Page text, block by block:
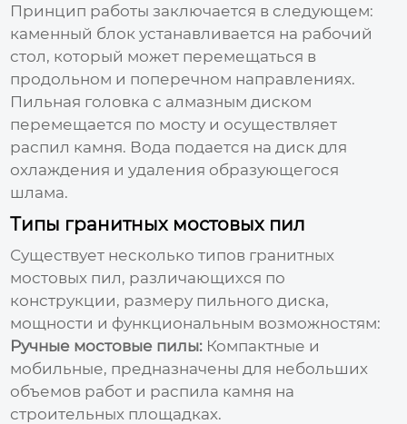
Принцип работы заключается в следующем:
каменный блок устанавливается на рабочий
стол, который может перемещаться в
продольном и поперечном направлениях.
Пильная головка с алмазным диском
перемещается по мосту и осуществляет
распил камня. Вода подается на диск для
охлаждения и удаления образующегося
шлама.
Типы гранитных мостовых пил
Существует несколько типов гранитных
мостовых пил, различающихся по
конструкции, размеру пильного диска,
мощности и функциональным возможностям:
Ручные мостовые пилы: Компактные и
мобильные, предназначены для небольших
объемов работ и распила камня на
строительных площадках.